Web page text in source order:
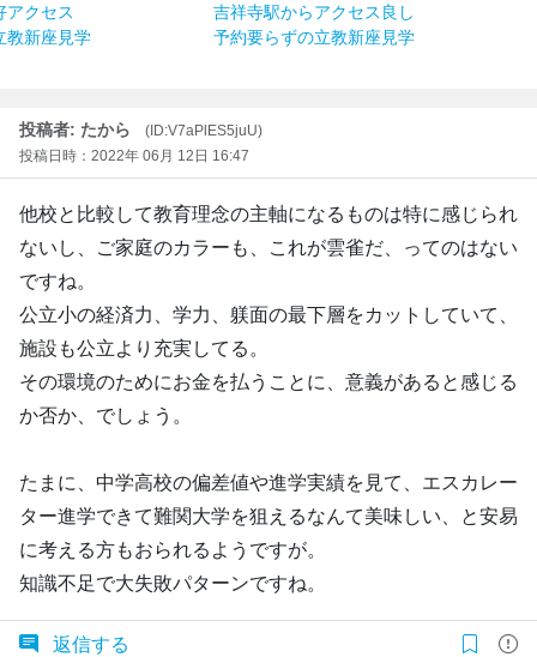
アクセス
教新座見学
吉祥寺駅からアクセス良し
予約要らずの立教新座見学
投稿者: たから
(ID:V7aPlES5juU)
投稿日時：2022年 06月 12日 16:47
他校と比較して教育理念の主軸になるものは特に感じられ
ないし、ご家庭のカラーも、これが雲雀だ、ってのはない
ですね。
公立小の経済力、学力、躾面の最下層をカットしていて、
施設も公立より充実してる。
その環境のためにお金を払うことに、意義があると感じる
か否か、でしょう。
たまに、中学高校の偏差値や進学実績を見て、エスカレー
ター進学できて難関大学を狙えるなんて美味しい、と安易
に考える方もおられるようですが。
知識不足で大失敗パターンですね。
返信する